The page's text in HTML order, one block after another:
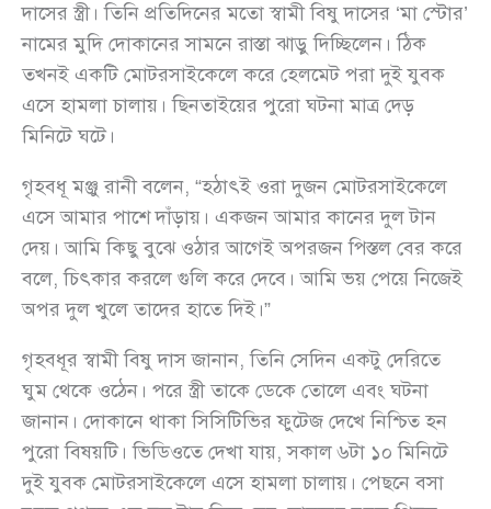
দাসের স্ত্রী। তিনি প্রতিদিনের মতো স্বামী বিষু দাসের ‘মা স্টোর’
নামের মুদি দোকানের সামনে রাস্তা ঝাড়ু দিচ্ছিলেন। ঠিক
তখনই একটি মোটরসাইকেলে করে হেলমেট পরা দুই যুবক
এসে হামলা চালায়। ছিনতাইয়ের পুরো ঘটনা মাত্র দেড়
মিনিটে ঘটে।
গৃহবধূ মঞ্জু রানী বলেন, “হঠাৎই ওরা দুজন মোটরসাইকেলে
এসে আমার পাশে দাঁড়ায়। একজন আমার কানের দুল টান
দেয়। আমি কিছু বুঝে ওঠার আগেই অপরজন পিস্তল বের করে
বলে, চিৎকার করলে গুলি করে দেবে। আমি ভয় পেয়ে নিজেই
অপর দুল খুলে তাদের হাতে দিই।”
গৃহবধূর স্বামী বিষু দাস জানান, তিনি সেদিন একটু দেরিতে
ঘুম থেকে ওঠেন। পরে স্ত্রী তাকে ডেকে তোলে এবং ঘটনা
জানান। দোকানে থাকা সিসিটিভির ফুটেজ দেখে নিশ্চিত হন
পুরো বিষয়টি। ভিডিওতে দেখা যায়, সকাল ৬টা ১০ মিনিটে
দুই যুবক মোটরসাইকেলে এসে হামলা চালায়। পেছনে বসা